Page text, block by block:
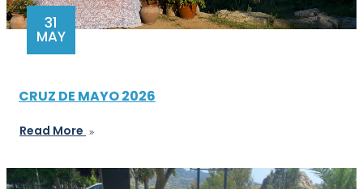
31
MAY
CRUZ DE MAYO 2026
Read More